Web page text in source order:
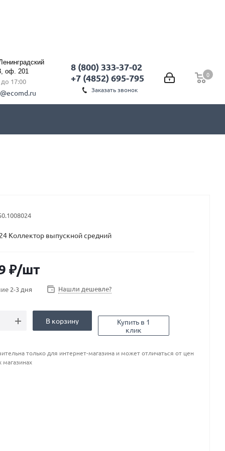
0
0
8 (800) 333-37-02
+7 (4852) 695-795
Заказать звонок
оф. 201
до 17:00
Коллектор выпускной средний
₽/шт
2-3 дня Нашли дешевле?
В корзину
Купить в 1
клик
только для интернет-магазина и может отличаться от цен
магазинах